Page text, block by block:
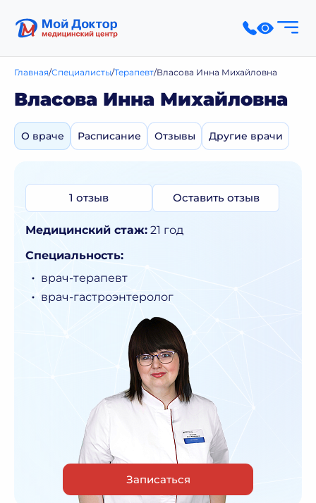
Главная Специалисты Терапевт Власова Инна Михайловна
Власова Инна Михайловна
О враче Расписание Отзывы Другие врачи
1 отзыв Оставить отзыв
Медицинский стаж: 21 год
Специальность:
врач-терапевт
врач-гастроэнтеролог
Записаться